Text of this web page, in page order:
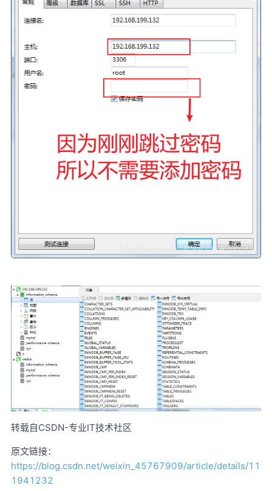
转载自CSDN-专业IT技术社区
原文链接：
https://blog.csdn.net/weixin_45767909/article/details/11
1941232